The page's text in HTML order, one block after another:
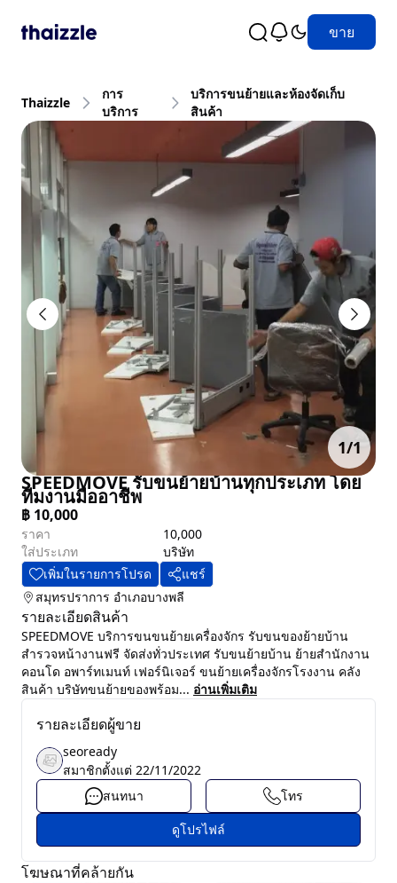
ขาย
Thaizzle
การ
บริการ
บริการขนย้ายและห้องจัดเก็บ
สินค้า
1/1
SPEEDMOVE รับขนย้ายบ้านทุกประเภท โดย
ทีมงานมืออาชีพ
฿ 10,000
ราคา
10,000
ใส่ประเภท
บริษัท
เพิ่มในรายการโปรด
แชร์
สมุทรปราการ อำเภอบางพลี
รายละเอียดสินค้า
SPEEDMOVE บริการขนขนย้ายเครื่องจักร รับขนของย้ายบ้าน
สำรวจหน้างานฟรี จัดส่งทั่วประเทศ รับขนย้ายบ้าน ย้ายสำนักงาน
คอนโด อพาร์ทเมนท์ เฟอร์นิเจอร์ ขนย้ายเครื่องจักรโรงงาน คลัง
สินค้า บริษัทขนย้ายของพร้อม... อ่านเพิ่มเติม
รายละเอียดผู้ขาย
seoready
สมาชิกตั้งแต่ 22/11/2022
สนทนา
โทร
ดูโปรไฟล์
โฆษณาที่คล้ายกัน